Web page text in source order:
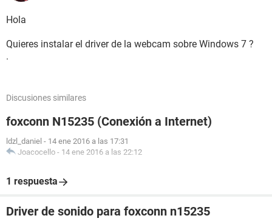
Hola
Quieres instalar el driver de la webcam sobre Windows 7 ?
.
Discusiones similares
foxconn N15235 (Conexión a Internet)
ldzl_daniel - 14 ene 2016 a las 17:31
Joacocello - 14 ene 2016 a las 22:12
1 respuesta
Driver de sonido para foxconn n15235